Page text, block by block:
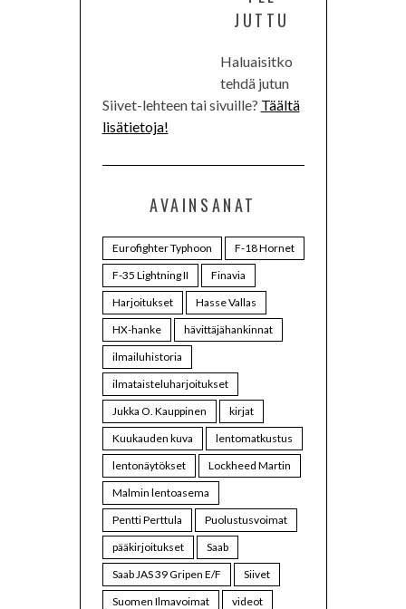
JUTTU
Haluaisitko
tehdä jutun
Siivet-lehteen tai sivuille? Täältä
lisätietoja!
AVAINSANAT
Eurofighter Typhoon
F-18 Hornet
F-35 Lightning II
Finavia
Harjoitukset
Hasse Vallas
HX-hanke
hävittäjähankinnat
ilmailuhistoria
ilmataisteluharjoitukset
Jukka O. Kauppinen
kirjat
Kuukauden kuva
lentomatkustus
lentonäytökset
Lockheed Martin
Malmin lentoasema
Pentti Perttula
Puolustusvoimat
pääkirjoitukset
Saab
Saab JAS 39 Gripen E/F
Siivet
Suomen Ilmavoimat
videot